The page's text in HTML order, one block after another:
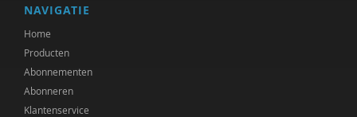
Bram De Jonge
Michiel de Ronde
Marcel de Rooij
Martin Drenthen
NAVIGATIE
Home
Producten
Abonnementen
Abonneren
Klantenservice